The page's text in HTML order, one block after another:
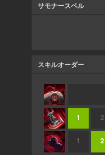
サモナースペル
スキルオーダー
1 2
1 2